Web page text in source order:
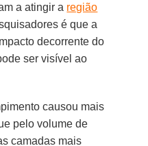
a atingir a região
é que a
decorrente do
ser visível ao
causou mais
pelo volume de
camadas mais